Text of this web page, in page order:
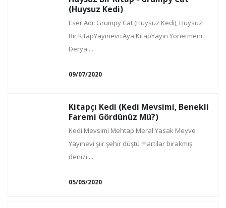
(Huysuz Kedi)
Eser Adı: Grumpy Cat (Huysuz Kedi), Huysuz
Bir KitapYayınevi: Aya KitapYayın Yönetmeni:
Derya ...
09/07/2020
Kitapçı Kedi (Kedi Mevsimi, Benekli
Faremi Gördünüz Mü?)
Kedi Mevsimi Mehtap Meral Yasak Meyve
Yayınevi şiir şehir düştü martılar bırakmış
denizi ...
05/05/2020